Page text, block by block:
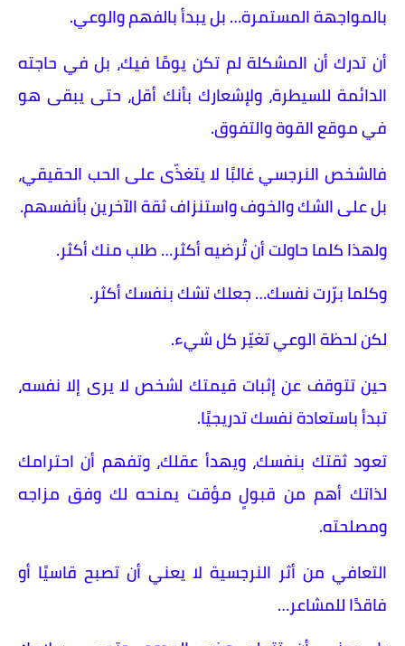
بالمواجهة المستمرة… بل يبدأ بالفهم والوعي.
أن تدرك أن المشكلة لم تكن يومًا فيك، بل في حاجته
الدائمة للسيطرة، ولإشعارك بأنك أقل، حتى يبقى هو
في موقع القوة والتفوق.
فالشخص النرجسي غالبًا لا يتغذّى على الحب الحقيقي،
بل على الشك والخوف واستنزاف ثقة الآخرين بأنفسهم.
ولهذا كلما حاولت أن تُرضيه أكثر… طلب منك أكثر.
وكلما برّرت نفسك… جعلك تشك بنفسك أكثر.
لكن لحظة الوعي تغيّر كل شيء.
حين تتوقف عن إثبات قيمتك لشخص لا يرى إلا نفسه،
تبدأ باستعادة نفسك تدريجيًا.
تعود ثقتك بنفسك، ويهدأ عقلك، وتفهم أن احترامك
لذاتك أهم من قبولٍ مؤقت يمنحه لك وفق مزاجه
ومصلحته.
التعافي من أثر النرجسية لا يعني أن تصبح قاسيًا أو
فاقدًا للمشاعر…